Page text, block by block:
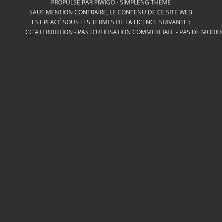
PROPULSÉ PAR PIWIGO-SIMPLENG THEME
SAUF MENTION CONTRAIRE, LE CONTENU DE CE SITE WEB
EST PLACÉ SOUS LES TERMES DE LA LICENCE SUIVANTE :
CC ATTRIBUTION - PAS D’UTILISATION COMMERCIALE - PAS DE